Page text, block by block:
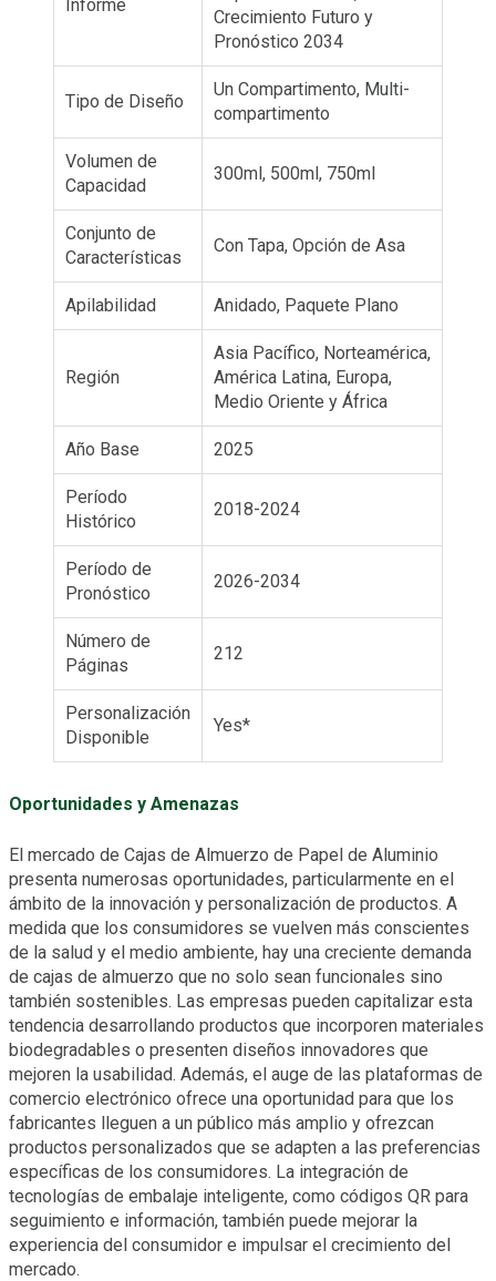
Informe
Crecimiento Futuro y
Pronóstico 2034
Tipo de Diseño
Un Compartimento, Multi-
compartimento
Volumen de
Capacidad
300ml, 500ml, 750ml
Conjunto de
Características
Con Tapa, Opción de Asa
Apilabilidad Anidado, Paquete Plano
Región
Asia Pacífico, Norteamérica,
América Latina, Europa,
Medio Oriente y África
Año Base 2025
Período
Histórico
2018-2024
Período de
Pronóstico
2026-2034
Número de
Páginas
212
Personalización
Disponible
Yes*
Oportunidades y Amenazas
El mercado de Cajas de Almuerzo de Papel de Aluminio
presenta numerosas oportunidades, particularmente en el
ámbito de la innovación y personalización de productos. A
medida que los consumidores se vuelven más conscientes
de la salud y el medio ambiente, hay una creciente demanda
de cajas de almuerzo que no solo sean funcionales sino
también sostenibles. Las empresas pueden capitalizar esta
tendencia desarrollando productos que incorporen materiales
biodegradables o presenten diseños innovadores que
mejoren la usabilidad. Además, el auge de las plataformas de
comercio electrónico ofrece una oportunidad para que los
fabricantes lleguen a un público más amplio y ofrezcan
productos personalizados que se adapten a las preferencias
específicas de los consumidores. La integración de
tecnologías de embalaje inteligente, como códigos QR para
seguimiento e información, también puede mejorar la
experiencia del consumidor e impulsar el crecimiento del
mercado.